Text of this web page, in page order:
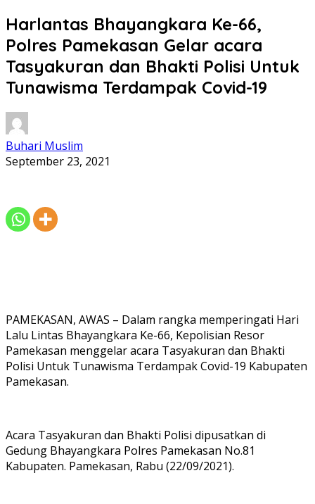
Harlantas Bhayangkara Ke-66,
Polres Pamekasan Gelar acara
Tasyakuran dan Bhakti Polisi Untuk
Tunawisma Terdampak Covid-19
Buhari Muslim
September 23, 2021
PAMEKASAN, AWAS – Dalam rangka memperingati Hari
Lalu Lintas Bhayangkara Ke-66, Kepolisian Resor
Pamekasan menggelar acara Tasyakuran dan Bhakti
Polisi Untuk Tunawisma Terdampak Covid-19 Kabupaten
Pamekasan.
Acara Tasyakuran dan Bhakti Polisi dipusatkan di
Gedung Bhayangkara Polres Pamekasan No.81
Kabupaten. Pamekasan, Rabu (22/09/2021).